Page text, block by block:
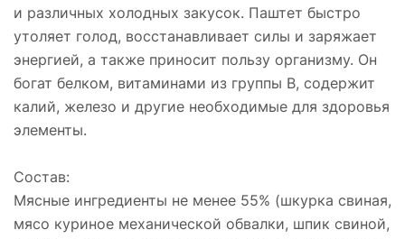
и различных холодных закусок. Паштет быстро
утоляет голод, восстанавливает силы и заряжает
энергией, а также приносит пользу организму. Он
богат белком, витаминами из группы В, содержит
калий, железо и другие необходимые для здоровья
элементы.
Состав:
Мясные ингредиенты не менее 55% (шкурка свиная,
мясо куриное механической обвалки, шпик свиной,